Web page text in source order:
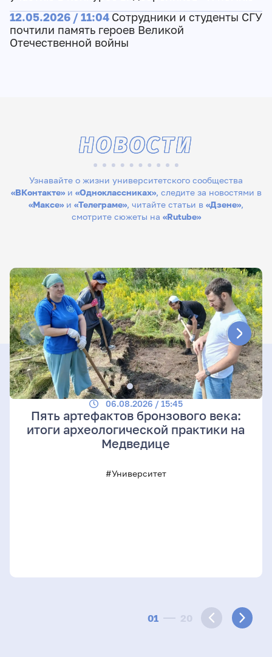
12.05.2026 / 11:04 Сотрудники и студенты СГУ
почтили память героев Великой
Отечественной войны
Узнавайте о жизни университетского сообщества
«ВКонтакте»и «Одноклассниках», следите за новостями в
«Максе» и «Телеграме», читайте статьи в «Дзене»,
смотрите сюжеты на «Rutube»
НОВОСТИ
01 20
06.08.2026 / 15:45
Пять артефактов бронзового века:
итоги археологической практики на
Медведице
#Университет